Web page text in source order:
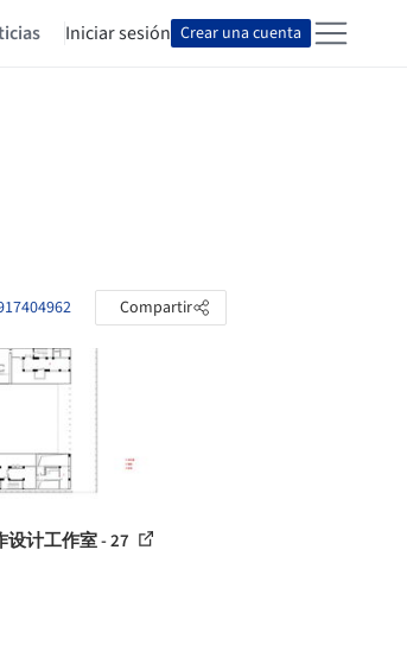
Iniciar sesión Crear una cuenta
Compartir
计工作室 - 27